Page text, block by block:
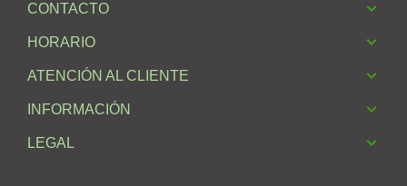
CONTACTO
HORARIO
ATENCIÓN AL CLIENTE
INFORMACIÓN
LEGAL